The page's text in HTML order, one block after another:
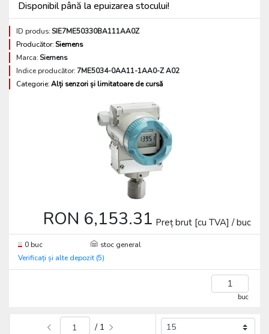
Disponibil până la epuizarea stocului!
ID produs:SIE7ME50330BA111AA0Z
Producător:Siemens
Marca:Siemens
Indice producător:7ME5034-0AA11-1AA0-Z A02
Categorie:Alți senzori și limitatoare de cursă
RON 6,153.31 Preț brut [cu TVA] / buc
0 buc
stoc general
Verificați și alte depozit (5)
buc
/ 1